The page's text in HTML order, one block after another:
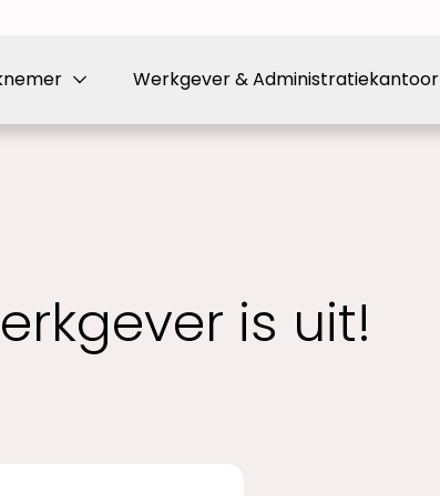
Werkgever & Administratiekantoor
is uit!